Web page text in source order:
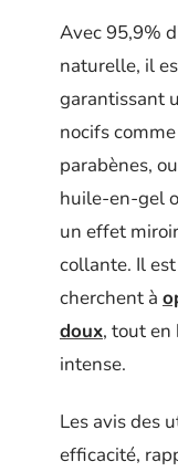
Avec 95,9%
naturelle, il
garantissant
nocifs
parabènes,
huile-en-gel
un effet
collante. Il
cherchent à
doux, tout en
intense.
Les avis des
efficacité,